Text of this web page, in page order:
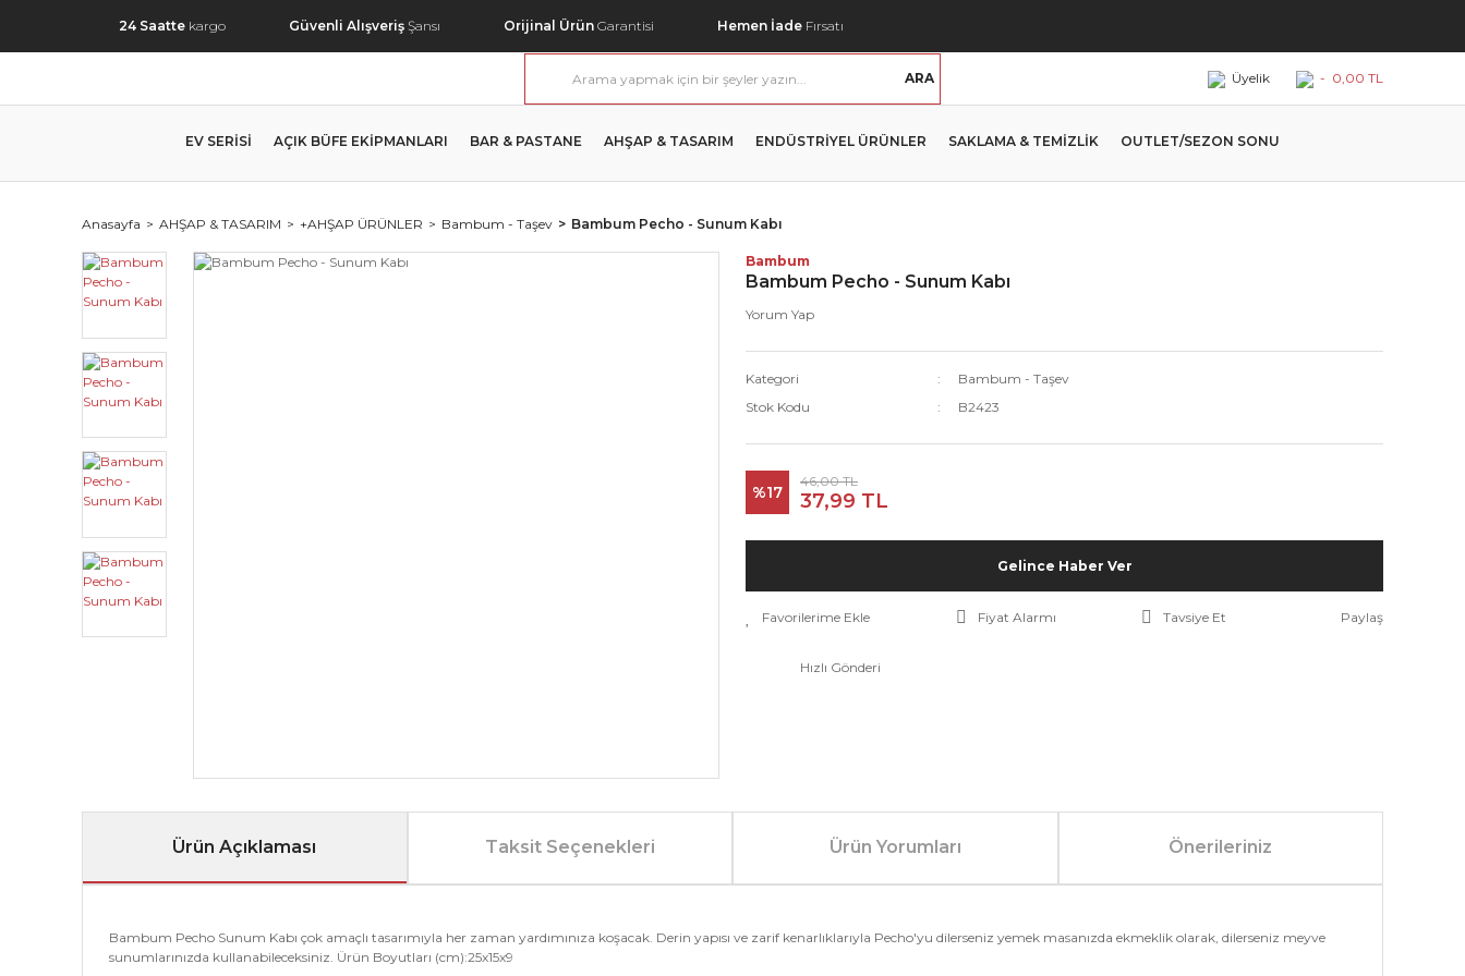
24 Saatte kargo Güvenli Alışveriş Şansı Orijinal Ürün Garantisi Hemen İade Fırsatı
ARA Üyelik - 0,00 TL
EV SERİSİ AÇIK BÜFE EKİPMANLARI BAR & PASTANE AHŞAP & TASARIM ENDÜSTRİYEL ÜRÜNLER SAKLAMA & TEMİZLİK OUTLET/SEZON SONU
Anasayfa AHŞAP & TASARIM +AHŞAP ÜRÜNLER Bambum - Taşev Bambum Pecho - Sunum Kabı
Bambum
Bambum Pecho - Sunum Kabı
Yorum Yap
Kategori
Bambum - Taşev
Stok Kodu
B2423
%17
46,00 TL
37,99 TL
Gelince Haber Ver
Fiyat Alarmı Tavsiye Et Paylaş
Hızlı Gönderi
Ürün Açıklaması Taksit Seçenekleri Ürün Yorumları Önerileriniz
Bambum Pecho Sunum Kabı çok amaçlı tasarımıyla her zaman yardımınıza koşacak. Derin yapısı ve zarif kenarlıklarıyla Pecho'yu dilerseniz yemek masanızda ekmeklik olarak, dilerseniz meyve
sunumlarınızda kullanabileceksiniz. Ürün Boyutları (cm):25x15x9